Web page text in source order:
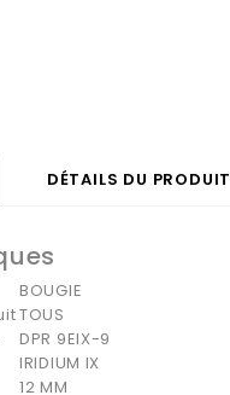
DÉTAILS DU PRODUIT
BOUGIE
TOUS
DPR 9EIX-9
IRIDIUM IX
12 MM